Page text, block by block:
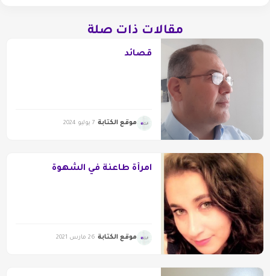
مقالات ذات صلة
قصائد
موقع الكتابة 7 يوليو 2024
امرأةٌ طاعنةٌ في الشهوة
موقع الكتابة 26 مارس 2021